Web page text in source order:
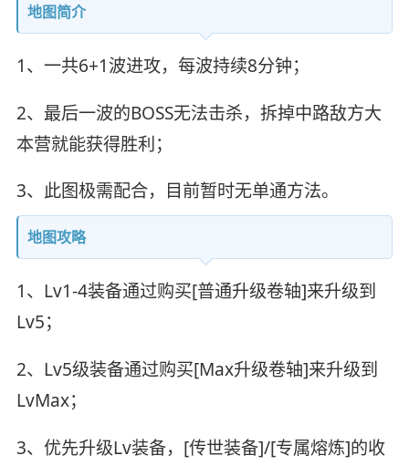
地图简介
1、一共6+1波进攻，每波持续8分钟；
2、最后一波的BOSS无法击杀，拆掉中路敌方大
本营就能获得胜利；
3、此图极需配合，目前暂时无单通方法。
地图攻略
1、Lv1-4装备通过购买[普通升级卷轴]来升级到
Lv5；
2、Lv5级装备通过购买[Max升级卷轴]来升级到
LvMax；
3、优先升级Lv装备，[传世装备]/[专属熔炼]的收